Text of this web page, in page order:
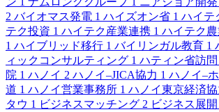
2 バイオマス発電 1 ハイズオン省 1 ハイテ
テク投資 1 ハイテク産業連携 1 ハイテク農
1 ハイブリッド移行 1 バイリンガル教育 1
ィックコンサルティング 1 ハティン省訪問
院 1 ハノイ 2 ハノイ–JICA協力 1 ハノイ–
道 1 ハノイ営業事務所 1 ハノイ東京経済協
タウ 1 ビジネスマッチング 2 ビジネス展開